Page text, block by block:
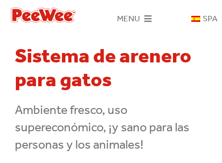
Skip
MENU
Sistema PeeWee
Areneros
Gránulos de madera
SPA
Sistema de arenero
para gatos
Ambiente fresco, uso
supereconómico, ¡y sano para las
personas y los animales!